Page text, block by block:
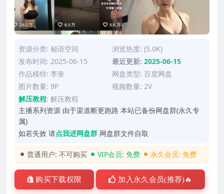
资源分类: 秘语空间
浏览热度: (5.0K)
发布时间: 2025-06-15
最近更新: 2025-06-15
作品模特: 李奎
网盘类型: 百度网盘
图片数量: 9P
视频数量: 2V
解压教程: 解压教程
主播系列资源 由于渠道断更跑路 本站已备份网盘群(永久专
属)
如若失效 请点我进网盘群 网盘群文件自取
普通用户: 不可购买 VIP会员: 免费 永久会员: 免费
购买下载权限 加入永久会员(推荐)🔥